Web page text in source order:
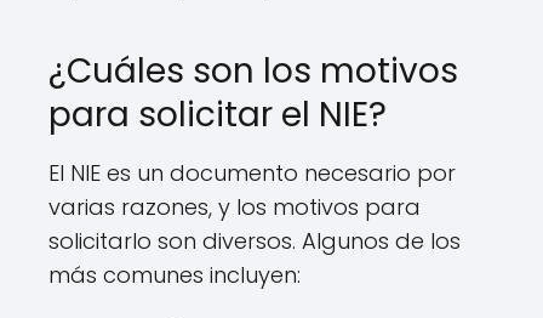
¿Cuáles son los motivos
para solicitar el NIE?
El NIE es un documento necesario por
varias razones, y los motivos para
solicitarlo son diversos. Algunos de los
más comunes incluyen: